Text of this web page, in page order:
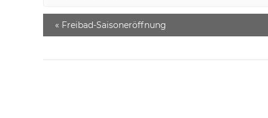
« Freibad-Saisoneröffnung